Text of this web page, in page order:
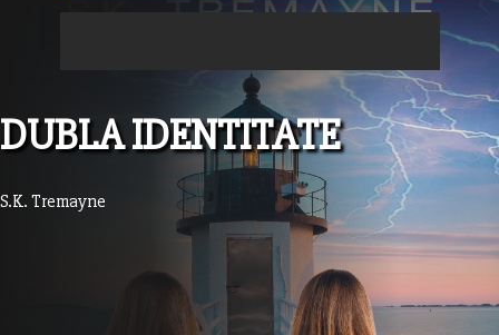
DUBLA IDENTITATE
S.K. Tremayne